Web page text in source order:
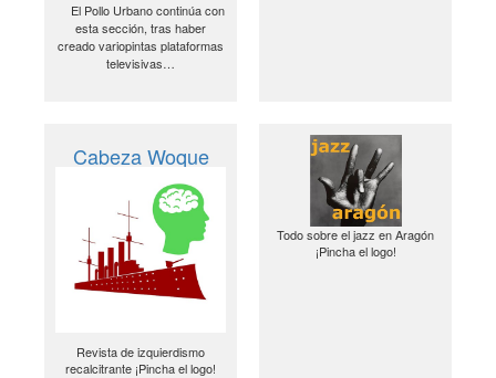
El Pollo Urbano continúa con
esta sección, tras haber
creado variopintas plataformas
televisivas…
Cabeza Woque
Revista de izquierdismo
recalcitrante ¡Pincha el logo!
Todo sobre el jazz en Aragón
¡Pincha el logo!